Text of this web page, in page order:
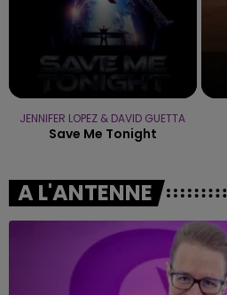
JENNIFER LOPEZ & DAVID GUETTA
Save Me Tonight
A L'ANTENNE